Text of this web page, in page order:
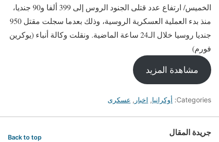
الخميس/ ارتفاع عدد قتلى الجنود الروس إلى 399 ألفا و90 جنديا،
منذ بدء العملية العسكرية الروسية، وذلك بعدما سجلت مقتل 950
جنديا روسيا خلال الـ24 ساعة الماضية. ونقلت وكالة أنباء (يوكرين
فورم)
مشاهدة المزيد
Categories: أوكرانيا, اخبار , عسكرى
جريدة المقال Back to top